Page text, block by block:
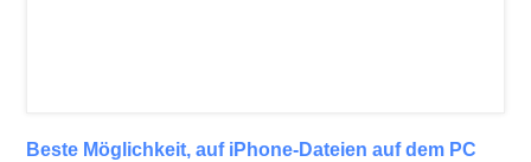
Beste Möglichkeit, auf iPhone-Dateien auf dem PC